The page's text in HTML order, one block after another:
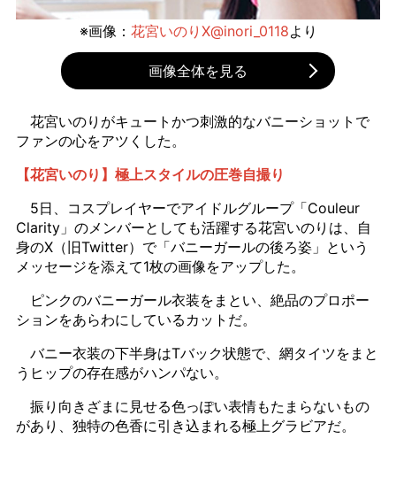
※画像： 花宮いのりX@inori_0118より
画像全体を見る
花宮いのりがキュートかつ刺激的なバニーショットで
ファンの心をアツくした。
【花宮いのり】極上スタイルの圧巻自撮り
5日、コスプレイヤーでアイドルグループ「Couleur
Clarity」のメンバーとしても活躍する花宮いのりは、自
身のX（旧Twitter）で「バニーガールの後ろ姿」という
メッセージを添えて1枚の画像をアップした。
ピンクのバニーガール衣装をまとい、絶品のプロポー
ションをあらわにしているカットだ。
バニー衣装の下半身はTバック状態で、網タイツをまと
うヒップの存在感がハンパない。
振り向きざまに見せる色っぽい表情もたまらないもの
があり、独特の色香に引き込まれる極上グラビアだ。